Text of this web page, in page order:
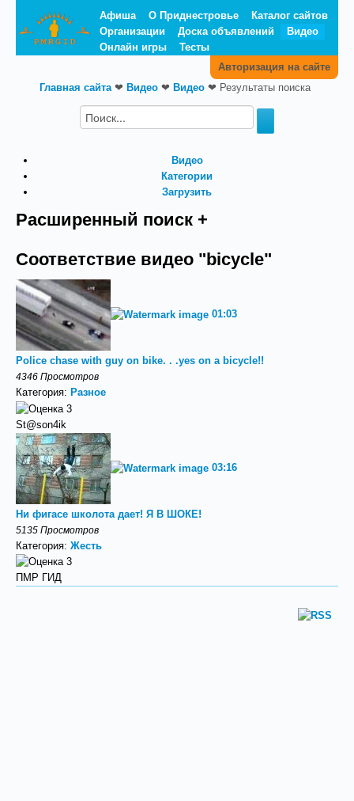
Афиша О Приднестровье
Каталог сайтов
Организации
Доска объявлений
Видео
Онлайн игры
Тесты
Авторизация на сайте
Главная сайта❤ Видео ❤ Видео ❤ Результаты поиска
Видео
Категории
Загрузить
Расширенный поиск +
Соответствие видео "bicycle"
01:03
Police chase with guy on bike. . .yes on a bicycle!!
4346 Просмотров
Категория: Разное
St@son4ik
03:16
Ни фигасе школота дает! Я В ШОКЕ!
5135 Просмотров
Категория: Жесть
ПМР ГИД